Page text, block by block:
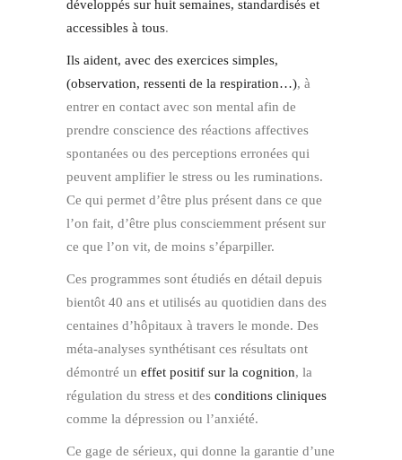
développés sur huit semaines, standardisés et
accessibles à tous.
Ils aident, avec des exercices simples,
(observation, ressenti de la respiration…), à
entrer en contact avec son mental afin de
prendre conscience des réactions affectives
spontanées ou des perceptions erronées qui
peuvent amplifier le stress ou les ruminations.
Ce qui permet d’être plus présent dans ce que
l’on fait, d’être plus consciemment présent sur
ce que l’on vit, de moins s’éparpiller.
Ces programmes sont étudiés en détail depuis
bientôt 40 ans et utilisés au quotidien dans des
centaines d’hôpitaux à travers le monde. Des
méta-analyses synthétisant ces résultats ont
démontré un effet positif sur la cognition, la
régulation du stress et des conditions cliniques
comme la dépression ou l’anxiété.
Ce gage de sérieux, qui donne la garantie d’une